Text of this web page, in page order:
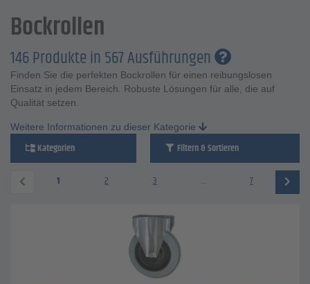
Bockrollen
146 Produkte in 567 Ausführungen
Finden Sie die perfekten Bockrollen für einen reibungslosen
Einsatz in jedem Bereich. Robuste Lösungen für alle, die auf
Qualität setzen.
Weitere Informationen zu dieser Kategorie
Kategorien Filtern & Sortieren
1 2 3 7